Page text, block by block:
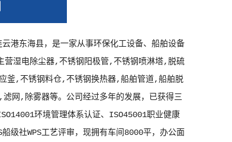
港东海县，是一家从事环保化工设备、船舶设备
营湿电除尘器,不锈钢阳极管,不锈钢喷淋塔,脱硫
釜,不锈钢料仓,不锈钢换热器,船舶管道,船舶脱
网,除雾器等。公司经过多年的发展，已获得三
环境管理体系认证、ISO45001职业健康
级社WPS工艺评审，现拥有车间8000平，办公面